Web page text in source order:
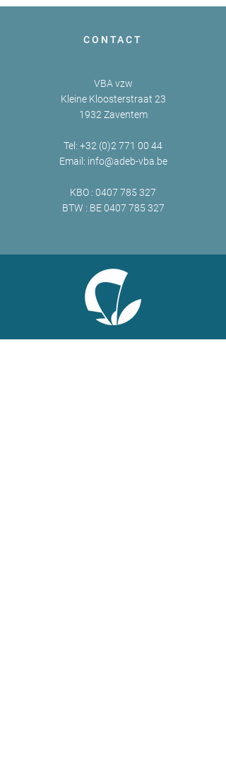
CONTACT
VBA vzw
Kleine Kloosterstraat 23
1932 Zaventem
Tel: +32 (0)2 771 00 44
Email: info@adeb-vba.be
KBO : 0407 785 327
BTW : BE0407 785 327